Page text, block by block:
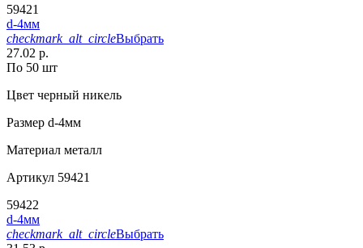
59421
d-4мм
checkmark_alt_circleВыбрать
27.02 р.
По 50 шт
Цвет черный никель
Размер d-4мм
Материал металл
Артикул 59421
59422
d-4мм
checkmark_alt_circleВыбрать